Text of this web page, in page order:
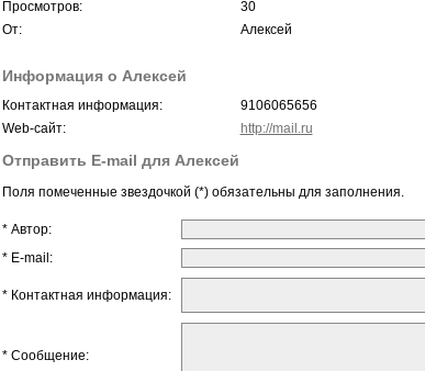
Просмотров:
30
От:
Алексей
Информация о Алексей
Контактная информация:
9106065656
Web-сайт:
http://mail.ru
Отправить E-mail для Алексей
Поля помеченные звездочкой (*) обязательны для заполнения.
* Автор:
* E-mail:
* Контактная информация:
* Сообщение: